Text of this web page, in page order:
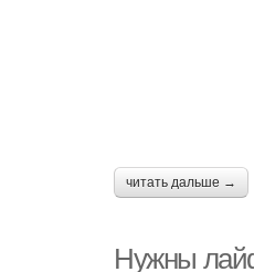
читать дальше →
Нужны